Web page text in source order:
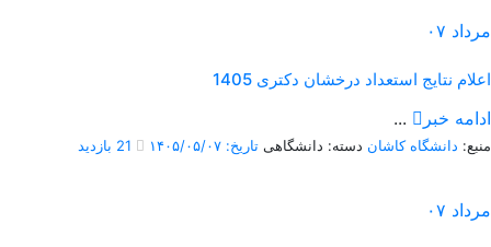
۰۷ مرداد
اعلام نتایج استعداد درخشان دکتری 1405
... ادامه خبر
منبع: دانشگاه کاشان دسته: دانشگاهی تاریخ: ۱۴۰۵/۰۵/۰۷
۰۷ مرداد